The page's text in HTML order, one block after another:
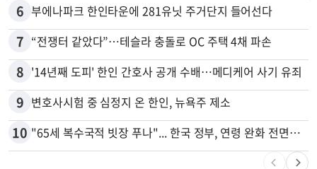
6 부에나파크 한인타운에 281유닛 주거단지 들어선다
7 “전쟁터 같았다”…테슬라 충돌로 OC 주택 4채 파손
8 '14년째 도피' 한인 간호사 공개 수배…메디케어 사기 유죄
9 변호사시험 중 심정지 온 한인, 뉴욕주 제소
10 "65세 복수국적 빗장 푸나"... 한국 정부, 연령 완화 전면 추진